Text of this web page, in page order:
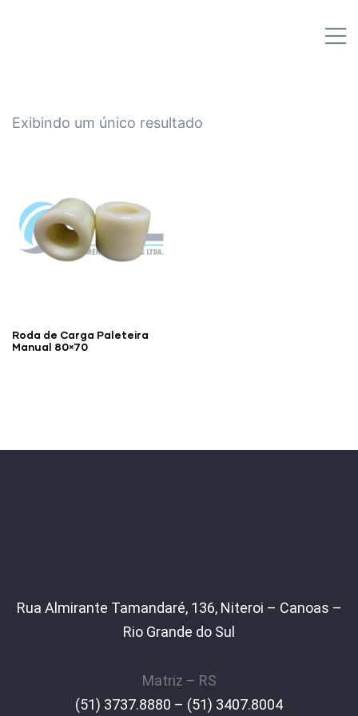
Exibindo um único resultado
Roda de Carga Paleteira
Manual 80×70
Rua Almirante Tamandaré, 136, Niteroi – Canoas –
Rio Grande do Sul
Matriz – RS
(51) 3737.8880 – (51) 3407.8004